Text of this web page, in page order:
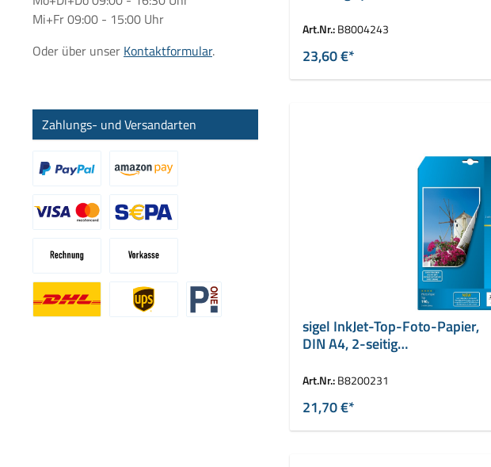
Mi+Fr 09:00 - 15:00 Uhr
Oder über unser Kontaktformular.
Zahlungs- und Versandarten
Benutzerdefiniertes Bild 3
Art.Nr.:B8004243
23,60 €*
sigel InkJet-Top-Foto-Papier,
DIN A4, 2-seitig
Art.Nr.:B8200231
21,70 €*